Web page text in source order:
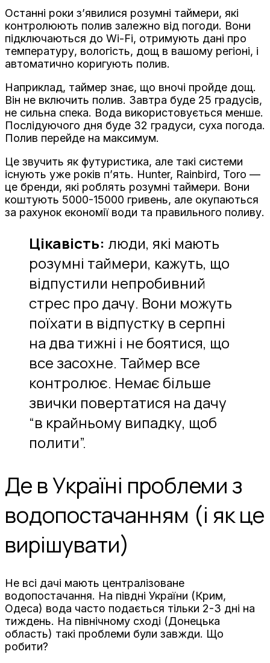
Останні роки з’явилися розумні таймери, які
контролюють полив залежно від погоди. Вони
підключаються до Wi-Fi, отримують дані про
температуру, вологість, дощ в вашому регіоні, і
автоматично коригують полив.
Наприклад, таймер знає, що вночі пройде дощ.
Він не включить полив. Завтра буде 25 градусів,
не сильна спека. Вода використовується менше.
Послідуючого дня буде 32 градуси, суха погода.
Полив перейде на максимум.
Це звучить як футуристика, але такі системи
існують уже років п’ять. Hunter, Rainbird, Toro —
це бренди, які роблять розумні таймери. Вони
коштують 5000-15000 гривень, але окупаються
за рахунок економії води та правильного поливу.
Цікавість: люди, які мають
розумні таймери, кажуть, що
відпустили непробивний
стрес про дачу. Вони можуть
поїхати в відпустку в серпні
на два тижні і не боятися, що
все засохне. Таймер все
контролює. Немає більше
звички повертатися на дачу
“в крайньому випадку, щоб
полити”.
Де в Україні проблеми з
водопостачанням (і як це
вирішувати)
Не всі дачі мають централізоване
водопостачання. На півдні України (Крим,
Одеса) вода часто подається тільки 2-3 дні на
тиждень. На північному сході (Донецька
область) такі проблеми були завжди. Що
робити?